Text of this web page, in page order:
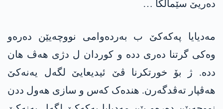
دەریێ سێمالکا …
مەدیایا پەکەکێ ب بەردەوامی نووچەیێن دەرەو
وەکی گرتنا دەری ددە و کوردان ل دژی ھەڤ هان
ددە. ژ بۆ خورتکرنا ڤێ ئیدیعایێ لگەل یەنەکێ
ھەڤپار تەڤدگەرن. ھندەک کەس و سازی ھەول ددن